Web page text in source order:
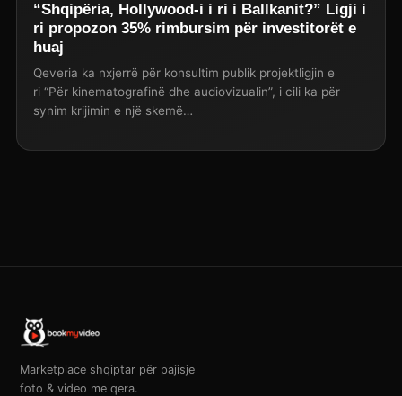
“Shqipëria, Hollywood-i i ri i Ballkanit?” Ligji i
ri propozon 35% rimbursim për investitorët e
huaj
Qeveria ka nxjerrë për konsultim publik projektligjin e
ri “Për kinematografinë dhe audiovizualin”, i cili ka për
synim krijimin e një skemë…
Marketplace shqiptar për pajisje
foto & video me qera.